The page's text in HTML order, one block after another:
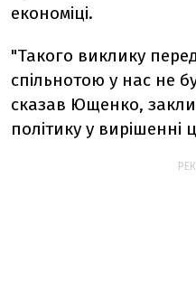
економіці.
"Такого виклику
спільнотою у нас не
сказав Ющенко,
політику у вирішенні